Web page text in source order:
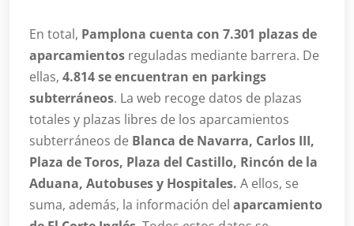
En total, Pamplona cuenta con 7.301 plazas de
aparcamientos reguladas mediante barrera. De
ellas, 4.814 se encuentran en parkings
subterráneos. La web recoge datos de plazas
totales y plazas libres de los aparcamientos
subterráneos de Blanca de Navarra, Carlos III,
Plaza de Toros, Plaza del Castillo, Rincón de la
Aduana, Autobuses y Hospitales. A ellos, se
suma, además, la información del aparcamiento